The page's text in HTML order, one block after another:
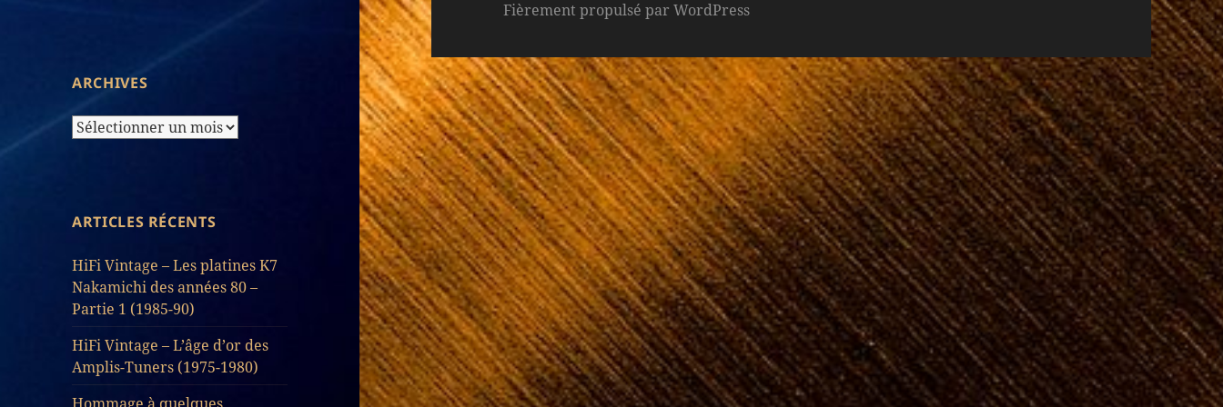
ARCHIVES
Archives
ARTICLES RÉCENTS
HiFi Vintage – Les platines K7
Nakamichi des années 80 –
Partie 1 (1985-90)
HiFi Vintage – L’âge d’or des
Amplis-Tuners (1975-1980)
Fièrement propulsé par WordPress